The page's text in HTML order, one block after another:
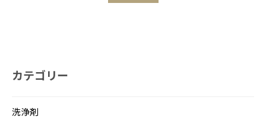
カテゴリー
洗浄剤